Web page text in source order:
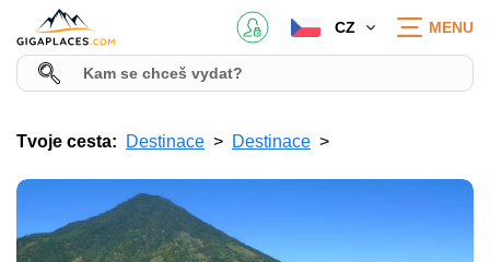
CZ MENU
Tvoje cesta: Destinace Destinace